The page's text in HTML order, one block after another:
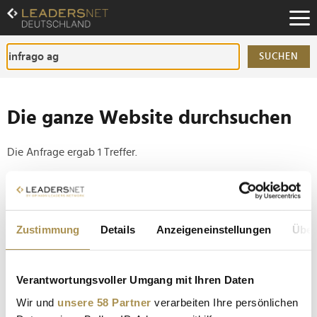
Zustimmung Details Anzeigeneinstellungen
Verantwortungsvoller Umgang mit Ihren Daten
Wir und unsere 58 Partner verarbeiten Ihre persönlichen
Zum
Inhalt
Zur
Fußzeilen-
Navigation
SUCHEN
Die ganze Website durchsuchen
Die Anfrage ergab 1 Treffer.
Tipp
Setzen Sie die gesuchten Wörter zwischen
Anführungszeichen: zb "Vorname Nachname".
Evelyn Palla als neue Vorstandsvorsitzende
vorgestellt